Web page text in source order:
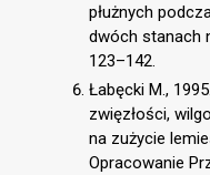
płużnych
dwóch stanach
123–142.
Łabęcki M.,
zwięzłości,
na zużycie
Opracowanie